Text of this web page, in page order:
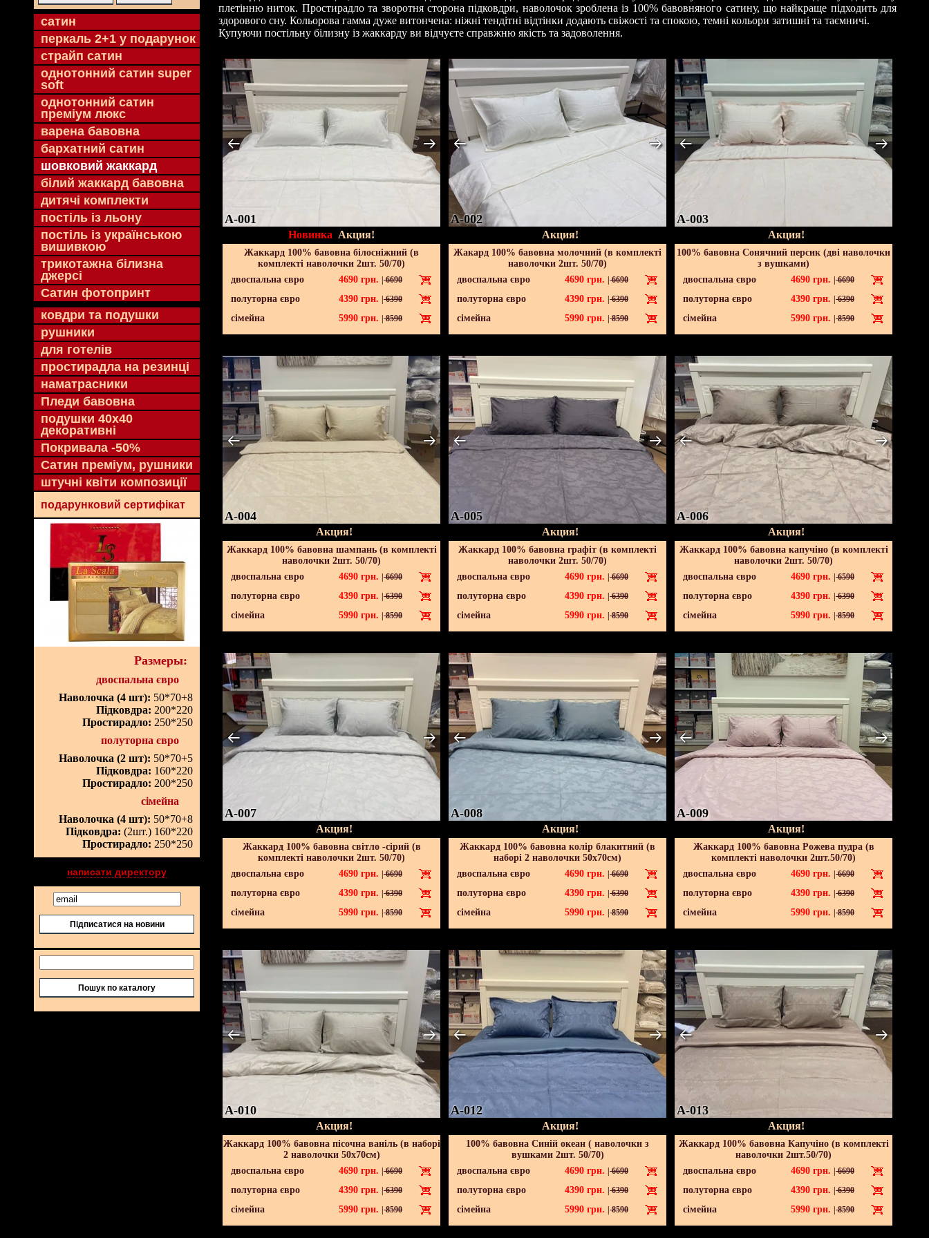
cатин
перкаль 2+1 у подарунок
страйп сатин
однотонний сатин super
soft
однотонний сатин
преміум люкс
варена бавовна
бархатний сатин
шовковий жаккард
білий жаккард бавовна
дитячі комплекти
постіль із льону
постіль із українською
вишивкою
трикотажна білизна
джерсі
Сатин фотопринт
ковдри та подушки
рушники
для готелів
простирадла на резинці
наматрасники
Пледи бавовна
подушки 40х40
декоративні
Покривала -50%
Сатин преміум, рушники
штучні квіти композиції
подарунковий сертифікат
Размеры:
двоспальна євро
Наволочка (4 шт): 50*70+8
Підковдра: 200*220
Простирадло: 250*250
полуторна євро
Наволочка (2 шт): 50*70+5
Підковдра: 160*220
Простирадло: 200*250
сімейна
Наволочка (4 шт): 50*70+8
Підковдра: (2шт.) 160*220
Простирадло: 250*250
написати директору
Підписатися на новини
Пошук по каталогу
плетінню ниток. Простирадло та зворотня сторона підковдри, наволочок зроблена із 100% бавовняного сатину, що найкраще підходить для
здорового сну. Кольорова гамма дуже витончена: ніжні тендітні відтінки додають свіжості та спокою, темні кольори затишні та таємничі.
Купуючи постільну білизну із жаккарду ви відчуєте справжню якість та задоволення.
A-001
Новинка Акция!
Жаккард 100% бавовна білосніжний (в
комплекті наволочки 2шт. 50/70)
двоспальна євро
4690 грн. 6690
полуторна євро 4390 грн. 6390
сімейна 5990 грн. 8590
A-002
Акция!
Жакард 100% бавовна молочний (в комплекті
наволочки 2шт. 50/70)
двоспальна євро
4690 грн. 6690
полуторна євро 4390 грн. 6390
сімейна 5990 грн. 8590
A-003
Акция!
100% бавовна Сонячний персик (дві наволочки
з вушками)
двоспальна євро
4690 грн. 6690
полуторна євро 4390 грн. 6390
сімейна 5990 грн. 8590
A-004
Акция!
Жаккард 100% бавовна шампань (в комплекті
наволочки 2шт. 50/70)
двоспальна євро
4690 грн. 6690
полуторна євро 4390 грн. 6390
сімейна 5990 грн. 8590
A-005
Акция!
Жаккард 100% бавовна графіт (в комплекті
наволочки 2шт. 50/70)
двоспальна євро
4690 грн. 6690
полуторна євро 4390 грн. 6390
сімейна 5990 грн. 8590
A-006
Акция!
Жаккард 100% бавовна капучіно (в комплекті
наволочки 2шт. 50/70)
двоспальна євро
4690 грн. 6590
полуторна євро 4390 грн. 6390
сімейна 5990 грн. 8590
A-007
Акция!
Жаккард 100% бавовна світло -сірий (в
комплекті наволочки 2шт. 50/70)
двоспальна євро
4690 грн. 6690
полуторна євро 4390 грн. 6390
сімейна 5990 грн. 8590
A-008
Акция!
Жаккард 100% бавовна колір блакитний (в
наборі 2 наволочки 50х70см)
двоспальна євро
4690 грн. 6690
полуторна євро 4390 грн. 6390
сімейна 5990 грн. 8590
A-009
Акция!
Жаккард 100% бавовна Рожева пудра (в
комплекті наволочки 2шт.50/70)
двоспальна євро
4690 грн. 6690
полуторна євро 4390 грн. 6390
сімейна 5990 грн. 8590
A-010
Акция!
Жаккард 100% бавовна пісочна ваніль (в наборі
2 наволочки 50х70см)
двоспальна євро
4690 грн. 6690
полуторна євро 4390 грн. 6390
сімейна 5990 грн. 8590
A-012
Акция!
100% бавовна Синій океан ( наволочки з
вушками 2шт. 50/70)
двоспальна євро
4690 грн. 6690
полуторна євро 4390 грн. 6390
сімейна 5990 грн. 8590
A-013
Акция!
Жаккард 100% бавовна Капучіно (в комплекті
наволочки 2шт.50/70)
двоспальна євро
4690 грн. 6690
полуторна євро 4390 грн. 6390
сімейна 5990 грн. 8590